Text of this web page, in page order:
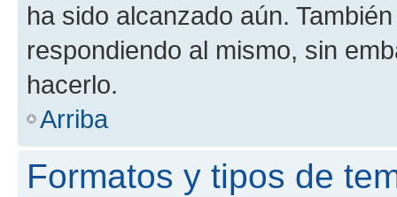
ha sido alcanzado aún.
respondiendo al mismo, sin
hacerlo.
Arriba
Formatos y tipos de